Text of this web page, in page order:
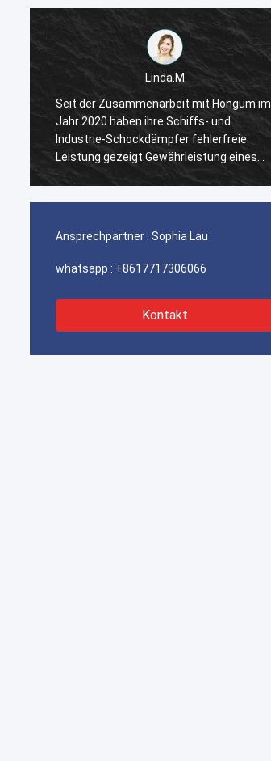
Linda.M
Seit der Zusammenarbeit mit Hongum im
Jahr 2020 haben ihre Schiffs- und
Industrie-Schockdämpfer fehlerfreie
Leistung gezeigt.Gewährleistung eines
ununterbrochenen Betriebs unserer
Ansprechpartner : Sophia Lau
whatsapp : +8617717306066
Kontakt